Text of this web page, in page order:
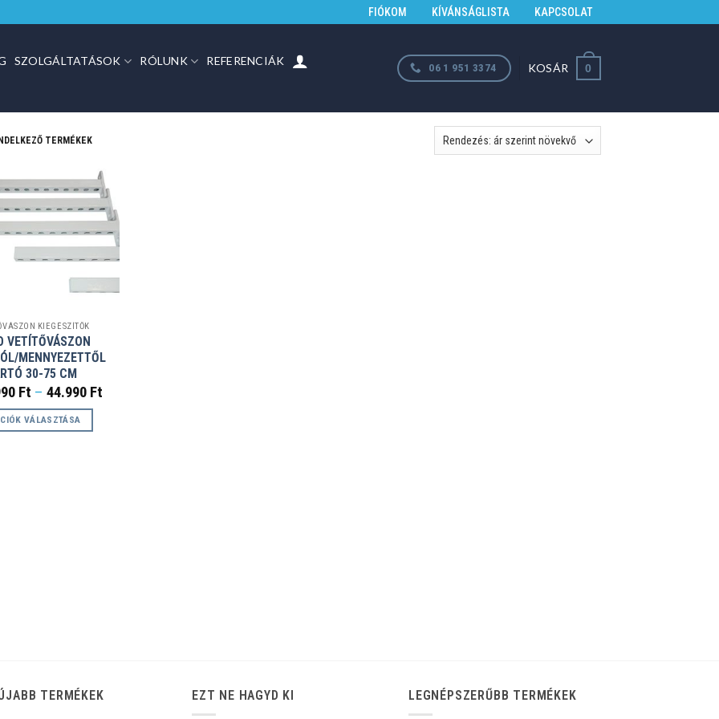
FIÓKOM KÍVÁNSÁGLISTA KAPCSOLAT
SZOLGÁLTATÁSOK RÓLUNK REFERENCIÁK 06 1 951 3374 KOSÁR 0
TERMÉKEK
KIEGÉSZÍTŐK
VETÍTŐVÁSZON
MENNYEZETTŐL
30-75 CM
Ft – 44.990 FtÁrtartomány:
VÁLASZTÁSA
TERMÉKEK EZT NE HAGYD KI LEGNÉPSZERŰBB TERMÉKEK